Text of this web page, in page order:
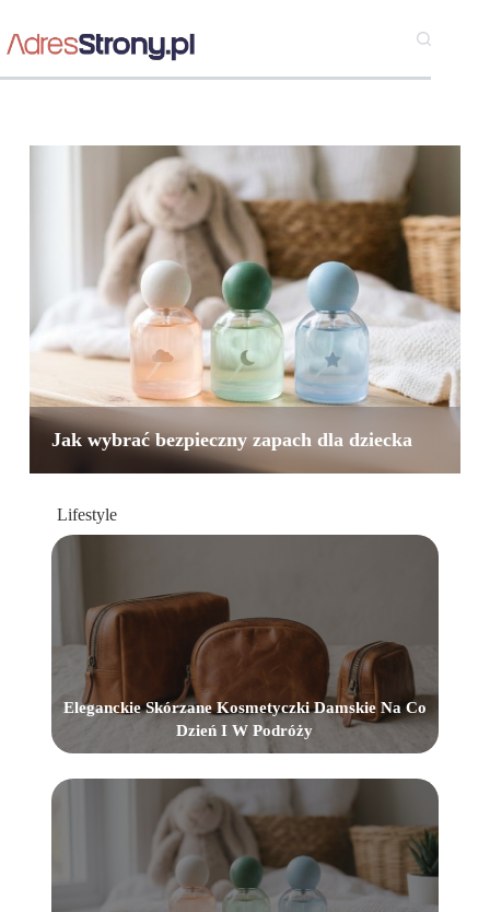
Jak wybrać bezpieczny zapach dla dziecka
Lifestyle
Eleganckie Skórzane Kosmetyczki Damskie Na Co
Dzień I W Podróży